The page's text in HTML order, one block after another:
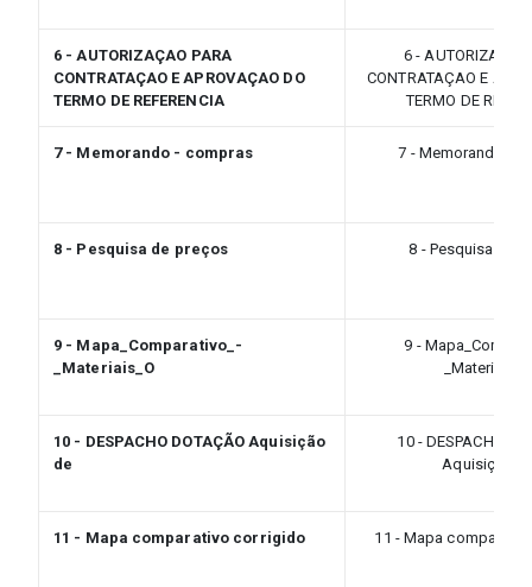
6 - AUTORIZAÇAO PARA
CONTRATAÇAO E APROVAÇAO DO
TERMO DE REFERENCIA
6 -
CONTRATAÇAO E
TERMO DE
7 - Memorando - compras 7 - Memorando -
8 - Pesquisa de preços 8 - Pesquisa de
9 - Mapa_Comparativo_-
_Materiais_O
9 -
10 - DESPACHO DOTAÇÃO Aquisição
de
10 - DESPACHO
Aquisição
11 - Mapa comparativo corrigido 11 - Mapa